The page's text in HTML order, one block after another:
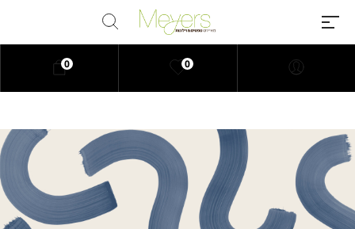
Millions of people around the
world visit Envato to buy and sell
creative assets, use smart design
templates, learn creative skills or
0
0